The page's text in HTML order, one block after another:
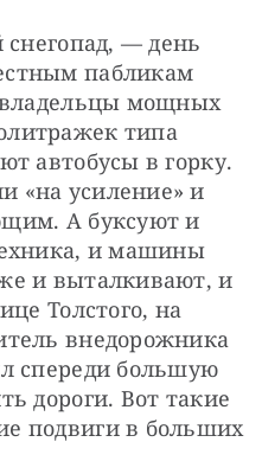
снегопад, — день
пабликам
владельцы мощных
типа
автобусы в горку.
«на усиление» и
А буксуют и
и машины
и выталкивают, и
Толстого, на
внедорожника
спереди большую
дороги. Вот такие
подвиги в больших